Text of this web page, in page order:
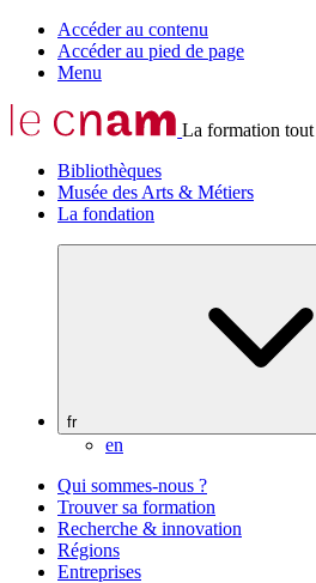
Accéder au contenu
Accéder au pied de page
Menu
La formation
Bibliothèques
Musée des Arts & Métiers
La fondation
fr
en
Qui sommes-nous ?
Trouver sa formation
Recherche & innovation
Régions
Entreprises